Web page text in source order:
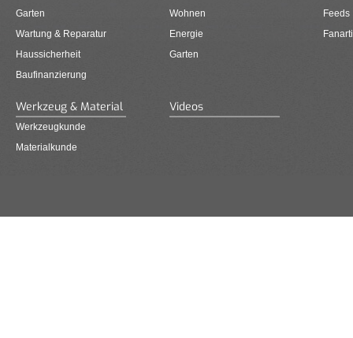
Garten
Wartung & Reparatur
Haussicherheit
Baufinanzierung
Wohnen
Energie
Garten
Feeds
Werkzeug & Material
Werkzeugkunde
Materialkunde
Videos